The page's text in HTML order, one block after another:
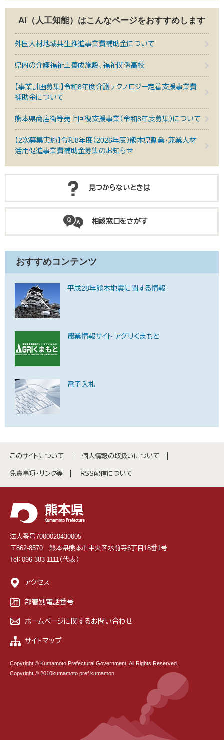
AI（人工知能）はこんなページをおすすめします
外国人材地域共生推進事業費補助金について
県内の介護福祉士養成施設、福祉関係高校
【事業計画募集】令和8年度介護テクノロジー定着支援事業費
補助金について
熊本県商店街等売上回復支援事業（令和8年度募集）について
【2次募集実施】令和8年度（2026年度）熊本県副業・兼業人材
活用促進事業費補助金募集のお知らせ
見つからないときは
相談窓口をさがす
おすすめコンテンツ
平成28年熊本地震に関する情報
農業情報サイト アグリくまもと
電子入札
このサイトについて 個人情報の取扱いについて
免責事項・リンク等 RSS配信について
法人番号7000020430005
〒862-8570 熊本県熊本市中央区水前寺6丁目18番1号
Tel：096-383-1111（代表）
アクセス
部署別電話番号
ホームページに関するお問い合わせ
サイトマップ
Copyright © Kumamoto Prefectural Government. All Rights Reserved.
Copyright © 2010kumamoto pref.kumamon